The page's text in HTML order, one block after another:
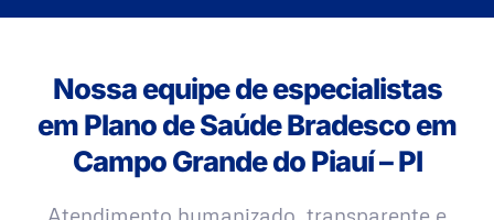
Nossa equipe de especialistas
em Plano de Saúde Bradesco em
Campo Grande do Piauí – PI